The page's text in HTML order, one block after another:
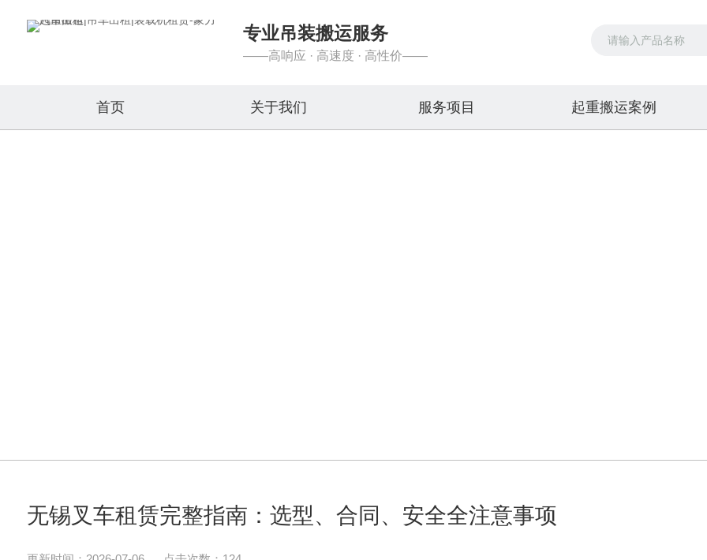
专业吊装搬运服务
——高响应 · 高速度 · 高性价——
首页 关于我们 服务项目 起重搬运案例
无锡叉车租赁完整指南：选型、合同、安全全注意事项